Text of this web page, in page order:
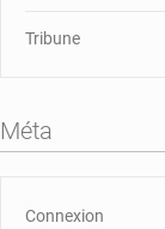
Tribune
Méta
Connexion